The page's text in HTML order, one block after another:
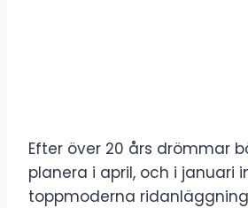
Efter över 20 års drömmar
planera i april, och i januari
toppmoderna